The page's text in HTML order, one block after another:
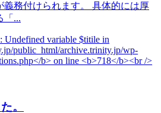
義務付けられます。 具体的には厚
「...
。